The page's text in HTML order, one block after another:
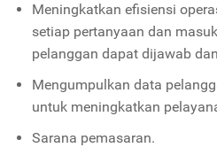
Meningkatkan efisiensi
setiap pertanyaan dan
pelanggan dapat dijawab
Mengumpulkan data
untuk meningkatkan
Sarana pemasaran.